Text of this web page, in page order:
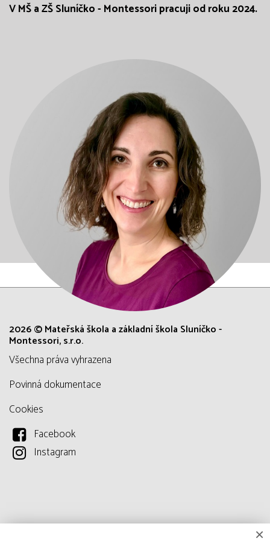
V MŠ a ZŠ Sluníčko - Montessori pracuji od roku 2024.
2026 © Mateřská škola a základní škola Sluníčko -
Montessori, s.r.o.
všechna práva vyhrazena
Povinná dokumentace
Cookies
Facebook
Instagram
×